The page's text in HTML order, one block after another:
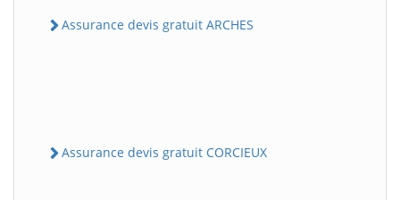
Assurance devis gratuit ARCHES
Assurance devis gratuit CORCIEUX